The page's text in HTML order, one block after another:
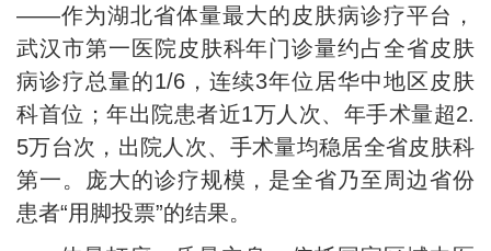
——作为湖北省体量最大的皮肤病诊疗平台，
武汉市第一医院皮肤科年门诊量约占全省皮肤
病诊疗总量的1/6，连续3年位居华中地区皮肤
科首位；年出院患者近1万人次、年手术量超2.
5万台次，出院人次、手术量均稳居全省皮肤科
第一。庞大的诊疗规模，是全省乃至周边省份
患者“用脚投票”的结果。